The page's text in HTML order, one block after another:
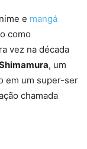
e mangá
como
vez na década
, um
em um super-ser
chamada